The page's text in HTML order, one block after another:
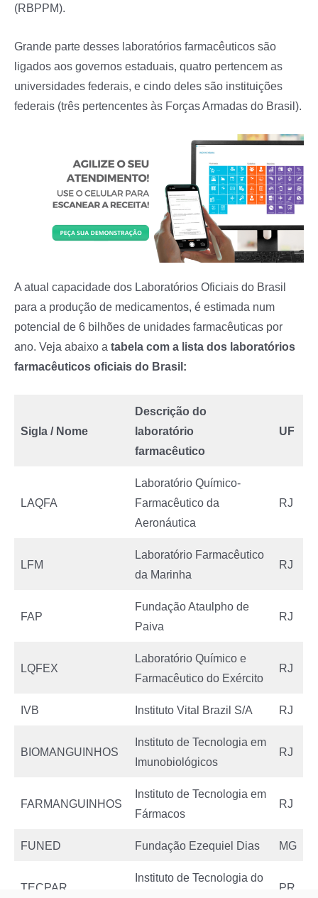
(RBPPM).
Grande parte desses laboratórios farmacêuticos são
ligados aos governos estaduais, quatro pertencem as
universidades federais, e cindo deles são instituições
federais (três pertencentes às Forças Armadas do Brasil).
A atual capacidade dos Laboratórios Oficiais do Brasil
para a produção de medicamentos, é estimada num
potencial de 6 bilhões de unidades farmacêuticas por
ano. Veja abaixo a tabela com a lista dos laboratórios
farmacêuticos oficiais do Brasil:
Sigla / Nome
Descrição do
laboratório
farmacêutico
UF
LAQFA
Laboratório Químico-
Farmacêutico da
Aeronáutica
RJ
LFM
Laboratório Farmacêutico
da Marinha
RJ
FAP
Fundação Ataulpho de
Paiva
RJ
LQFEX
Laboratório Químico e
Farmacêutico do Exército
RJ
IVB Instituto Vital Brazil S/A RJ
BIOMANGUINHOS
Instituto de Tecnologia em
Imunobiológicos
RJ
FARMANGUINHOS
Instituto de Tecnologia em
Fármacos
RJ
FUNED Fundação Ezequiel Dias MG
TECPAR
Instituto de Tecnologia do
PR